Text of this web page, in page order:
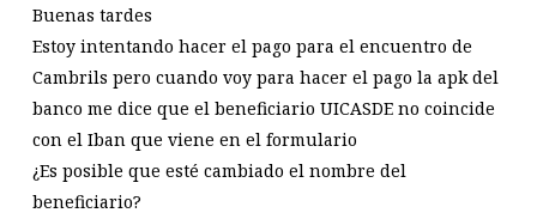
Buenas tardes
Estoy intentando hacer el pago para el encuentro de
Cambrils pero cuando voy para hacer el pago la apk del
banco me dice que el beneficiario UICASDE no coincide
con el Iban que viene en el formulario
¿Es posible que esté cambiado el nombre del
beneficiario?